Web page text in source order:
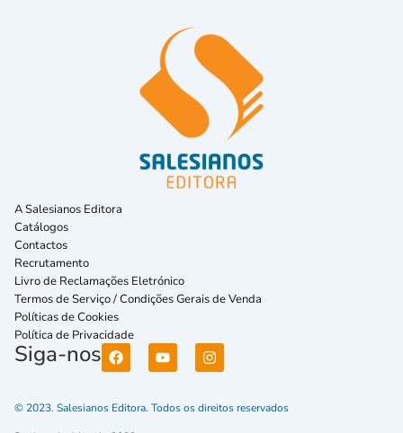
A Salesianos Editora
Catálogos
Contactos
Recrutamento
Livro de Reclamações Eletrónico
Termos de Serviço / Condições Gerais de Venda
Políticas de Cookies
Política de Privacidade
Siga-nos
© 2023. Salesianos Editora. Todos os direitos reservados